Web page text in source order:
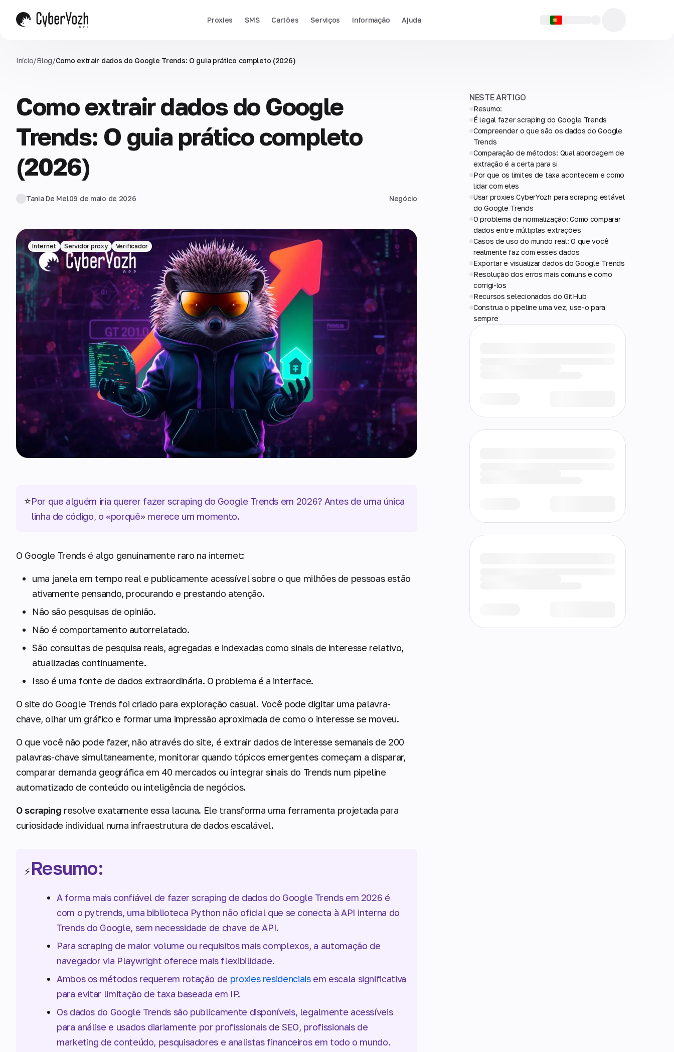
Proxies SMS Cartões Serviços Informação Ajuda
Início/Blog/Como extrair dados do Google Trends: O guia prático completo (2026)
Como extrair dados do Google
Trends: O guia prático completo
(2026)
Tania De Mel09 de maio de 2026 Negócio
Internet Servidor proxy Verificador
⭐Por que alguém iria querer fazer scraping do Google Trends em 2026? Antes de uma única
linha de código, o «porquê» merece um momento.
O Google Trends é algo genuinamente raro na internet:
uma janela em tempo real e publicamente acessível sobre o que milhões de pessoas estão
ativamente pensando, procurando e prestando atenção.
Não são pesquisas de opinião.
Não é comportamento autorrelatado.
São consultas de pesquisa reais, agregadas e indexadas como sinais de interesse relativo,
atualizadas continuamente.
Isso é uma fonte de dados extraordinária. O problema é a interface.
O site do Google Trends foi criado para exploração casual. Você pode digitar uma palavra-
chave, olhar um gráfico e formar uma impressão aproximada de como o interesse se moveu.
O que você não pode fazer, não através do site, é extrair dados de interesse semanais de 200
palavras-chave simultaneamente, monitorar quando tópicos emergentes começam a disparar,
comparar demanda geográfica em 40 mercados ou integrar sinais do Trends num pipeline
automatizado de conteúdo ou inteligência de negócios.
O scraping resolve exatamente essa lacuna. Ele transforma uma ferramenta projetada para
curiosidade individual numa infraestrutura de dados escalável.
⚡Resumo:
A forma mais confiável de fazer scraping de dados do Google Trends em 2026 é
com o pytrends, uma biblioteca Python não oficial que se conecta à API interna do
Trends do Google, sem necessidade de chave de API.
Para scraping de maior volume ou requisitos mais complexos, a automação de
navegador via Playwright oferece mais flexibilidade.
Ambos os métodos requerem rotação de proxies residenciaisem escala significativa
para evitar limitação de taxa baseada em IP.
Os dados do Google Trends são publicamente disponíveis, legalmente acessíveis
para análise e usados diariamente por profissionais de SEO, profissionais de
marketing de conteúdo, pesquisadores e analistas financeiros em todo o mundo.
NESTE ARTIGO
Resumo:
É legal fazer scraping do Google Trends
Compreender o que são os dados do Google
Trends
Comparação de métodos: Qual abordagem de
extração é a certa para si
Por que os limites de taxa acontecem e como
lidar com eles
Usar proxies CyberYozh para scraping estável
do Google Trends
O problema da normalização: Como comparar
dados entre múltiplas extrações
Casos de uso do mundo real: O que você
realmente faz com esses dados
Exportar e visualizar dados do Google Trends
Resolução dos erros mais comuns e como
corrigi-los
Recursos selecionados do GitHub
Construa o pipeline uma vez, use-o para
sempre